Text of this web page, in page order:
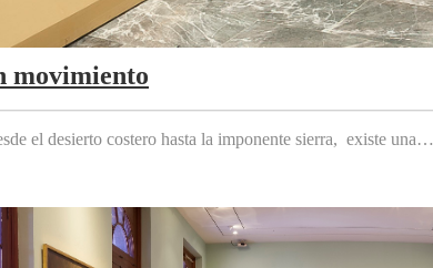
movimiento
el desierto costero hasta la imponente sierra, existe una…